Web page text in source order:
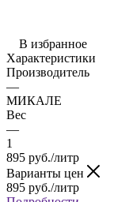
В избранное
Характеристики
Производитель
—
МИКАЛЕ
Вес
—
1
895 руб./литр
Варианты цен
895 руб./литр